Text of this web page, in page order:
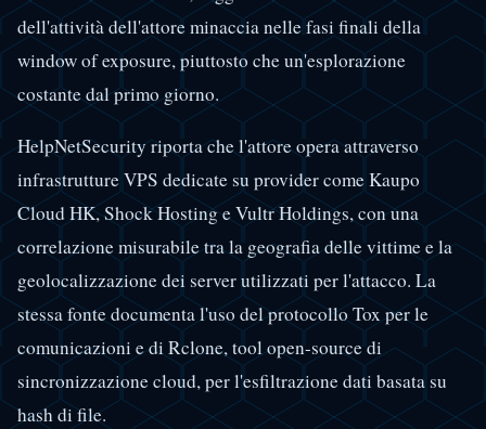
dell'attività dell'attore minaccia nelle fasi finali della
window of exposure, piuttosto che un'esplorazione
costante dal primo giorno.
HelpNetSecurity riporta che l'attore opera attraverso
infrastrutture VPS dedicate su provider come Kaupo
Cloud HK, Shock Hosting e Vultr Holdings, con una
correlazione misurabile tra la geografia delle vittime e la
geolocalizzazione dei server utilizzati per l'attacco. La
stessa fonte documenta l'uso del protocollo Tox per le
comunicazioni e di Rclone, tool open-source di
sincronizzazione cloud, per l'esfiltrazione dati basata su
hash di file.